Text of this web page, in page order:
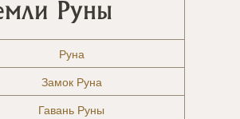
Руны
Руна
Замок Руна
Гавань Руны